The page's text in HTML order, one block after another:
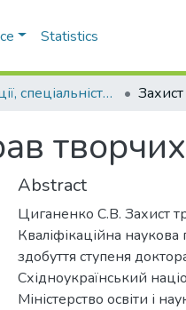
Statistics
Дисертації, спеціальність 081 – Право
Abstract
Циганенко С.В. Захист
Кваліфікаційна
здобуття ступеня
Східноукраїнський
Міністерство освіти і